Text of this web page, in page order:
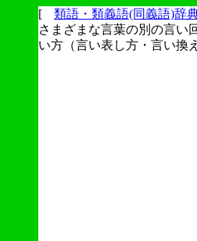
[ 類語・類義語(同義語)辞
さまざまな言葉の別の言い
い方（言い表し方・言い換